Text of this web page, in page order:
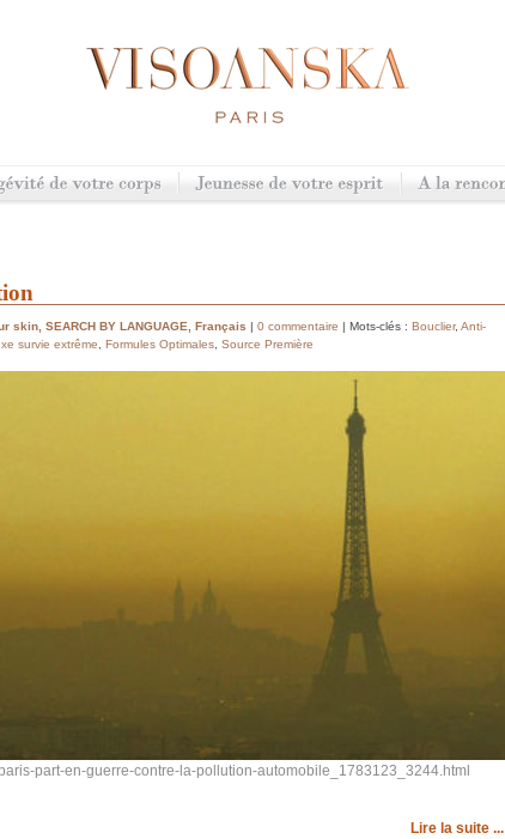
skin, SEARCH BY LANGUAGE, Français | 0 commentaire | Mots-clés : Bouclier, Anti-
survie extrême, Formules Optimales, Source Première
part-en-guerre-contre-la-pollution-automobile_1783123_3244.html
Lire la suite ...